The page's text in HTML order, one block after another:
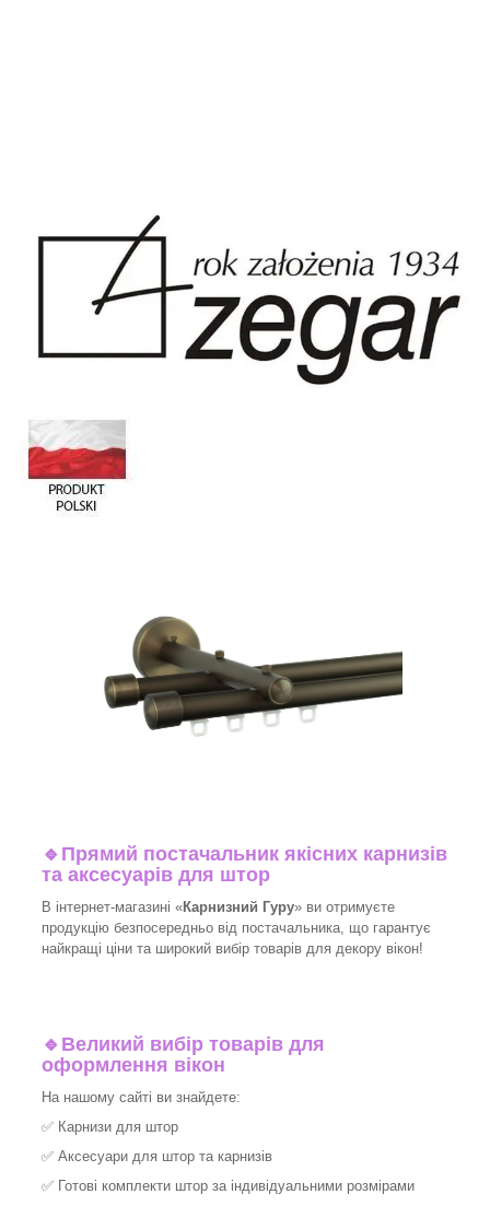
🔹 Прямий постачальник якісних карнизів
та аксесуарів для штор
В інтернет-магазині «Карнизний Гуру» ви отримуєте
продукцію безпосередньо від постачальника, що гарантує
найкращі ціни та широкий вибір товарів для декору вікон!​
🔹 Великий вибір товарів для
оформлення вікон
На нашому сайті ви знайдете:
✅ Карнизи для штор
✅ Аксесуари для штор та карнизів
✅ Готові комплекти штор за індивідуальними розмірами